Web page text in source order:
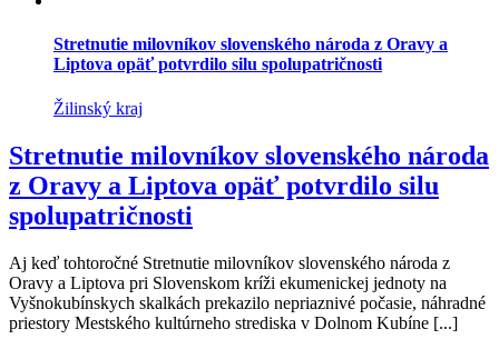
Stretnutie milovníkov slovenského národa z Oravy a
Liptova opäť potvrdilo silu spolupatričnosti
Žilinský kraj
Stretnutie milovníkov slovenského národa
z Oravy a Liptova opäť potvrdilo silu
spolupatričnosti
Aj keď tohtoročné Stretnutie milovníkov slovenského národa z
Oravy a Liptova pri Slovenskom kríži ekumenickej jednoty na
Vyšnokubínskych skalkách prekazilo nepriaznivé počasie, náhradné
priestory Mestského kultúrneho strediska v Dolnom Kubíne [...]